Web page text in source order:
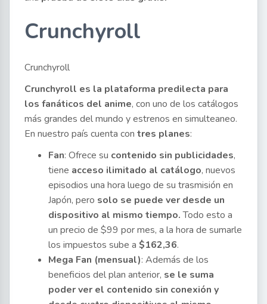
Crunchyroll
Crunchyroll
Crunchyroll es la plataforma predilecta para
los fanáticos del anime, con uno de los catálogos
más grandes del mundo y estrenos en simulteaneo.
En nuestro país cuenta con tres planes:
Fan: Ofrece su contenido sin publicidades,
tiene acceso ilimitado al catálogo, nuevos
episodios una hora luego de su trasmisión en
Japón, pero solo se puede ver desde un
dispositivo al mismo tiempo.Todo esto a
un precio de $99 por mes, a la hora de sumarle
los impuestos sube a $162,36.
Mega Fan (mensual): Además de los
beneficios del plan anterior, se le suma
poder ver el contenido sin conexión y